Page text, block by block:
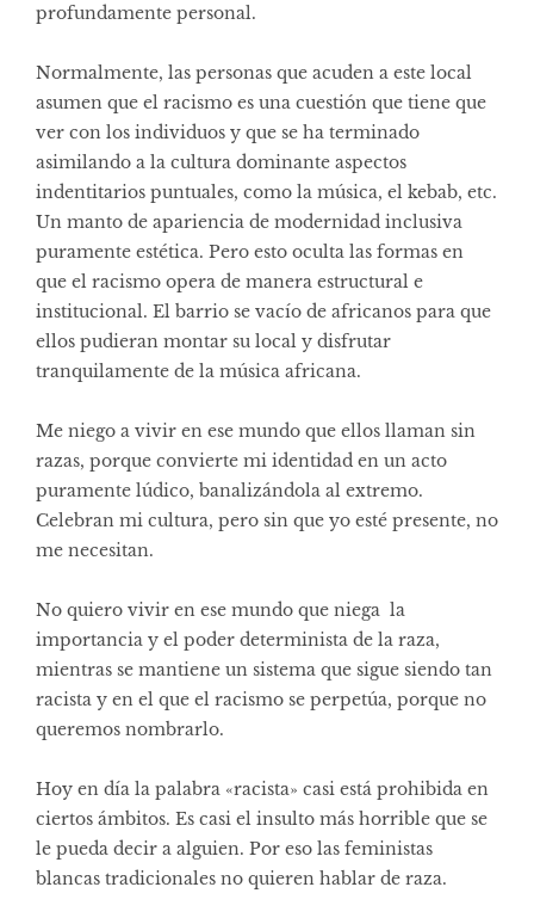
profundamente personal.
Normalmente, las personas que acuden a este local
asumen que el racismo es una cuestión que tiene que
ver con los individuos y que se ha terminado
asimilando a la cultura dominante aspectos
indentitarios puntuales, como la música, el kebab, etc.
Un manto de apariencia de modernidad inclusiva
puramente estética. Pero esto oculta las formas en
que el racismo opera de manera estructural e
institucional. El barrio se vacío de africanos para que
ellos pudieran montar su local y disfrutar
tranquilamente de la música africana.
Me niego a vivir en ese mundo que ellos llaman sin
razas, porque convierte mi identidad en un acto
puramente lúdico, banalizándola al extremo.
Celebran mi cultura, pero sin que yo esté presente, no
me necesitan.
No quiero vivir en ese mundo que niega la
importancia y el poder determinista de la raza,
mientras se mantiene un sistema que sigue siendo tan
racista y en el que el racismo se perpetúa, porque no
queremos nombrarlo.
Hoy en día la palabra «racista» casi está prohibida en
ciertos ámbitos. Es casi el insulto más horrible que se
le pueda decir a alguien. Por eso las feministas
blancas tradicionales no quieren hablar de raza.